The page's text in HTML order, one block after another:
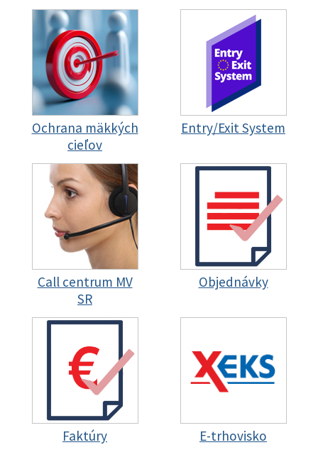
Ochrana mäkkých
cieľov
Entry/Exit System
Call centrum MV
SR
Objednávky
Faktúry E-trhovisko